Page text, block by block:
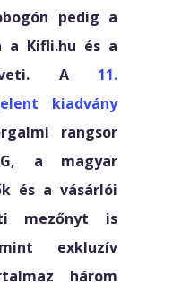
pedig a
a Kifli.hu és a
A 11.
kiadvány
rangsor
a magyar
és a vásárlói
mezőnyt is
exkluzív
három